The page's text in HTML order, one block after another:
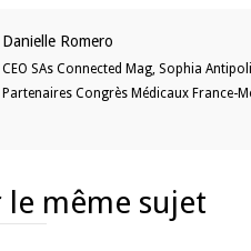
Danielle Romero
CEO SAs Connected Mag, Sophia
Partenaires Congrès Médicaux France-
le même sujet